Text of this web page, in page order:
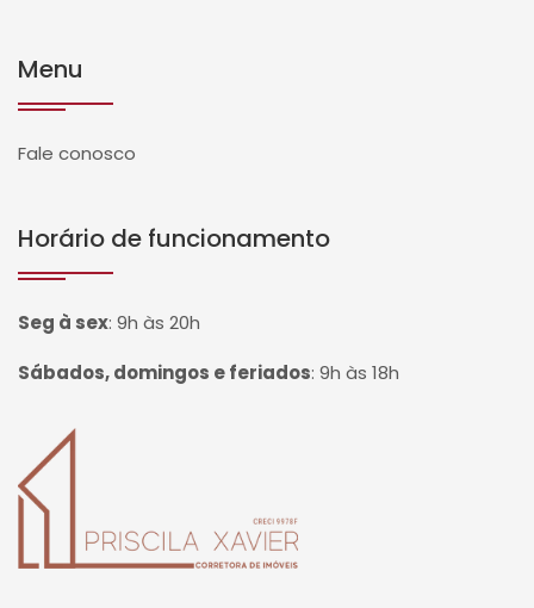
Menu
Fale conosco
Horário de funcionamento
Seg à sex: 9h às 20h
Sábados, domingos e feriados: 9h às 18h
Página inicial